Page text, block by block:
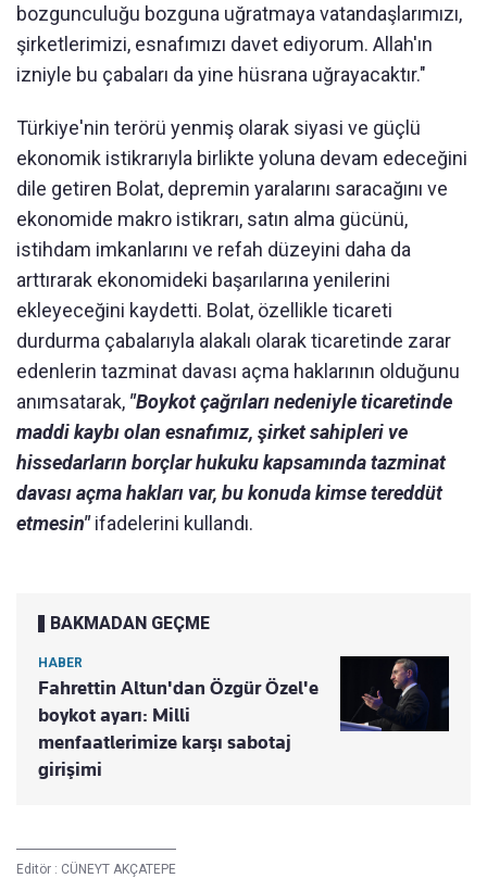
bozgunculuğu bozguna uğratmaya vatandaşlarımızı,
şirketlerimizi, esnafımızı davet ediyorum. Allah'ın
izniyle bu çabaları da yine hüsrana uğrayacaktır."
Türkiye'nin terörü yenmiş olarak siyasi ve güçlü
ekonomik istikrarıyla birlikte yoluna devam edeceğini
dile getiren Bolat, depremin yaralarını saracağını ve
ekonomide makro istikrarı, satın alma gücünü,
istihdam imkanlarını ve refah düzeyini daha da
arttırarak ekonomideki başarılarına yenilerini
ekleyeceğini kaydetti. Bolat, özellikle ticareti
durdurma çabalarıyla alakalı olarak ticaretinde zarar
edenlerin tazminat davası açma haklarının olduğunu
anımsatarak, "Boykot çağrıları nedeniyle ticaretinde
maddi kaybı olan esnafımız, şirket sahipleri ve
hissedarların borçlar hukuku kapsamında tazminat
davası açma hakları var, bu konuda kimse tereddüt
etmesin"ifadelerini kullandı.
BAKMADAN GEÇME
HABER
Fahrettin Altun'dan Özgür Özel'e
boykot ayarı: Milli
menfaatlerimize karşı sabotaj
girişimi
Editör : CÜNEYT AKÇATEPE